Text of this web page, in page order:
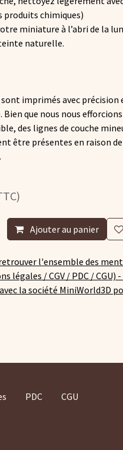
produits chimiques)
miniature à l’abri de la
naturelle.
imprimés avec précision
Bien que nous nous
des lignes de couche
être présentes en raison
Ajouter au panier
l'ensemble des
légales / CGV / PDC / CGU) -
la société MiniWorld3D
PDC
CGU